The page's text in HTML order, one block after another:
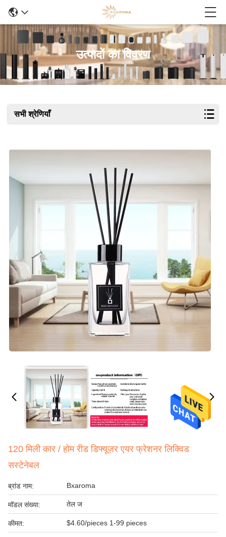
उत्पादों का विवरण
सभी श्रेणियाँ
120 मिली कार / होम रीड डिफ्यूज़र एयर फ्रेशनर लिक्विड
सस्टेनेबल
ब्रांड नाम: Bxaroma
मॉडल संख्या: तेल ज
कीमत: $4.60/pieces 1-99 pieces